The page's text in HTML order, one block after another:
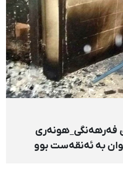
فەرهەنگی_هونەری
بە ئەنقەست بوو